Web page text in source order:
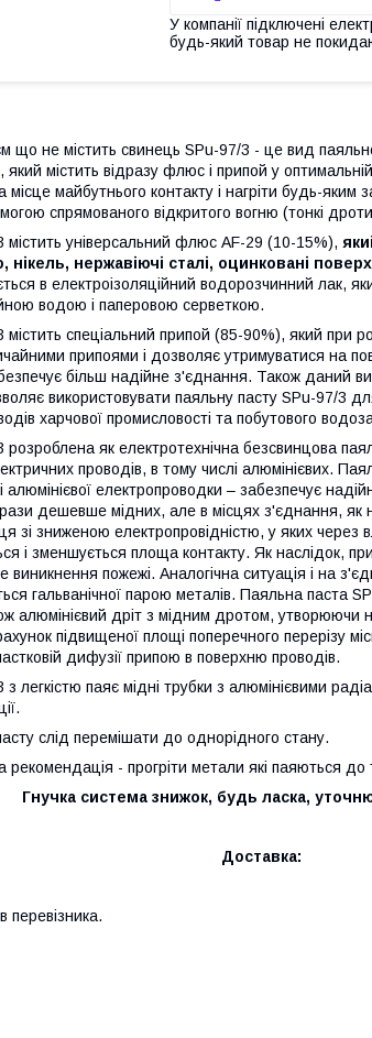
У компанії підключені
будь-який товар не
що не містить свинець SPu-97/3 - це вид
який містить відразу флюс і припой у
місце майбутнього контакту і нагріти будь-
спрямованого відкритого вогню (тонкі
універсальний флюс AF-29 (10-15%),
нікель, нержавіючі сталі, оцинковані
в електроізоляційний водорозчинний лак,
водою і паперовою серветкою.
спеціальний припой (85-90%), який при
припоями і дозволяє утримуватися на
більш надійне з'єднання. Також даний
використовувати паяльну пасту SPu-97/3
харчової промисловості та побутового
як електротехнічна безсвинцова
проводів, в тому числі алюмінієвих.
електропроводки – забезпечує
дешевше мідних, але в місцях з'єднання, як
зі зниженою електропровідністю, у яких через
і зменшується площа контакту. Як наслідок,
виникнення пожежі. Аналогічна ситуація і на
гальванічної парою металів. Паяльна паста
алюмінієвий дріт з мідним дротом, утворюючи
підвищеної площі поперечного перерізу
дифузії припою в поверхню проводів.
легкістю паяє мідні трубки з алюмінієвими
слід перемішати до однорідного стану.
рекомендація - прогріти метали які паяються
Гнучка система знижок, будь ласка,
Доставка:
перевізника.